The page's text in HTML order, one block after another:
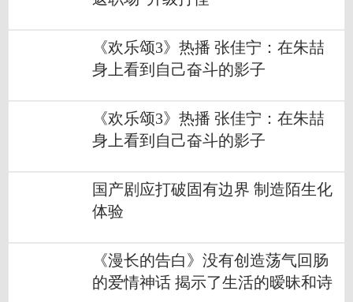
《欢乐颂3》热播 张佳宁：在朱喆
身上看到自己奋斗的影子
《欢乐颂3》热播 张佳宁：在朱喆
身上看到自己奋斗的影子
国产剧应打破固有边界 制造陌生化
体验
《漫长的告白》没有创造荡气回肠
的爱情神话 揭示了生活的暧昧和诗